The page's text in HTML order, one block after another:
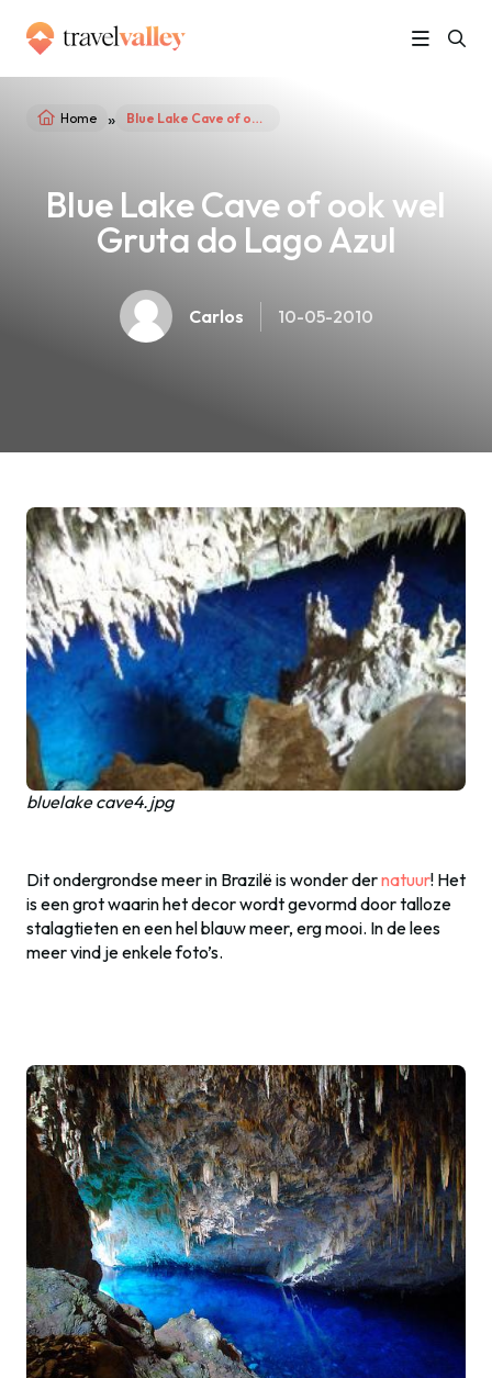
Home » Blue Lake Cave of ook wel Gruta do Lago Azul
Blue Lake Cave of ook wel
Gruta do Lago Azul
Carlos 10-05-2010
bluelake cave4.jpg
Dit ondergrondse meer in Brazilë is wonder dernatuur! Het
is een grot waarin het decor wordt gevormd door talloze
stalagtieten en een hel blauw meer, erg mooi. In de lees
meer vind je enkele foto’s.